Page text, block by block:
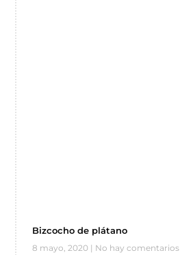
Bizcocho de plátano
8 mayo, 2020 No hay comentarios